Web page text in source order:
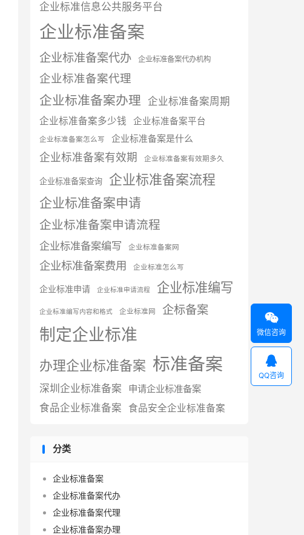
企业标准信息公共服务平台
企业标准备案
企业标准备案代办 企业标准备案代办机构
企业标准备案代理
企业标准备案办理 企业标准备案周期
企业标准备案多少钱 企业标准备案平台
企业标准备案怎么写 企业标准备案是什么
企业标准备案有效期 企业标准备案有效期多久
企业标准备案查询 企业标准备案流程
企业标准备案申请
企业标准备案申请流程
企业标准备案编写 企业标准备案网
企业标准备案费用 企业标准怎么写
企业标准申请 企业标准申请流程 企业标准编写
企业标准编写内容和格式 企业标准网 企标备案
制定企业标准
办理企业标准备案 标准备案
深圳企业标准备案 申请企业标准备案
食品企业标准备案 食品安全企业标准备案
分类
企业标准备案
企业标准备案代办
企业标准备案代理
企业标准备案办理

微信咨询

QQ咨询